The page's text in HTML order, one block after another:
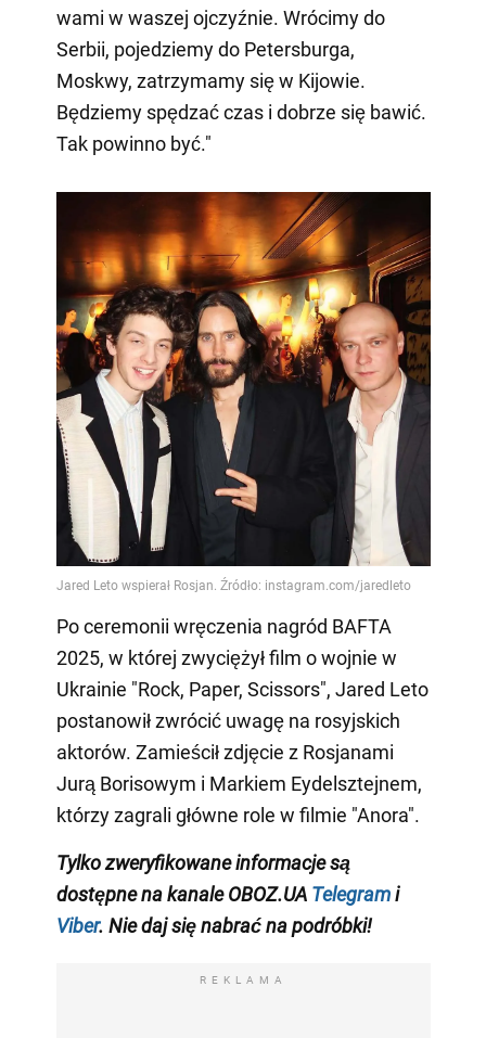
wami w waszej ojczyźnie. Wrócimy do
Serbii, pojedziemy do Petersburga,
Moskwy, zatrzymamy się w Kijowie.
Będziemy spędzać czas i dobrze się bawić.
Tak powinno być."
Po ceremonii wręczenia nagród BAFTA
2025, w której zwyciężył film o wojnie w
Ukrainie "Rock, Paper, Scissors", Jared Leto
postanowił zwrócić uwagę na rosyjskich
aktorów. Zamieścił zdjęcie z Rosjanami
Jurą Borisowym i Markiem Eydelsztejnem,
którzy zagrali główne role w filmie "Anora".
Tylko zweryfikowane informacje są
dostępne nakanaleOBOZ.UA Telegrami
Viber. Nie daj się nabrać na podróbki!
REKLAMA